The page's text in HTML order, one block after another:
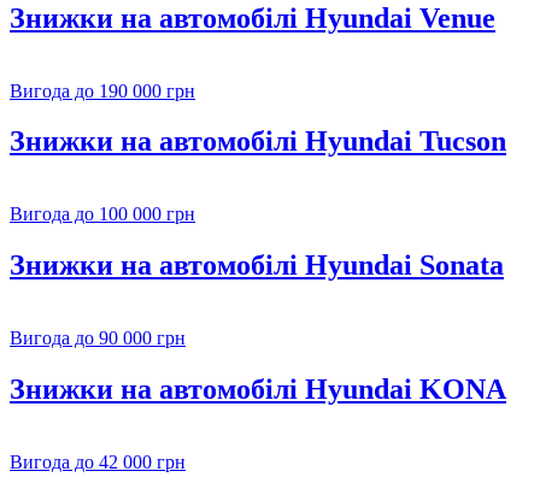
Знижки на автомобілі Hyundai Venue
Вигода до 190 000 грн
Знижки на автомобілі Hyundai Tucson
Вигода до 100 000 грн
Знижки на автомобілі Hyundai Sonata
Вигода до 90 000 грн
Знижки на автомобілі Hyundai KONA
Вигода до 42 000 грн